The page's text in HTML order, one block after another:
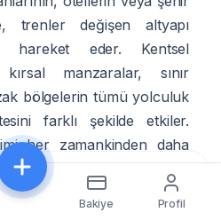
trenler değişen altyapı
hareket eder. Kentsel
manzaralar, sınır
bölgelerin tümü yolculuk
farklı şekilde etkiler.
her zamankinden daha
yolcular artık hareket
iletişim kuruyor, yön
ve dijital görevleri
Bakiye Profil